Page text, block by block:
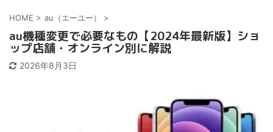
HOME > au（エーユー） >
au機種変更で必要なもの【2024年最新版】ショ
ップ店舗・オンライン別に解説
2026年8月3日